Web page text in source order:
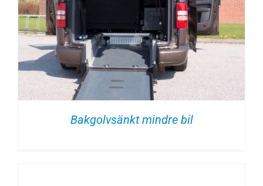
Bakgolvsänkt mindre bil